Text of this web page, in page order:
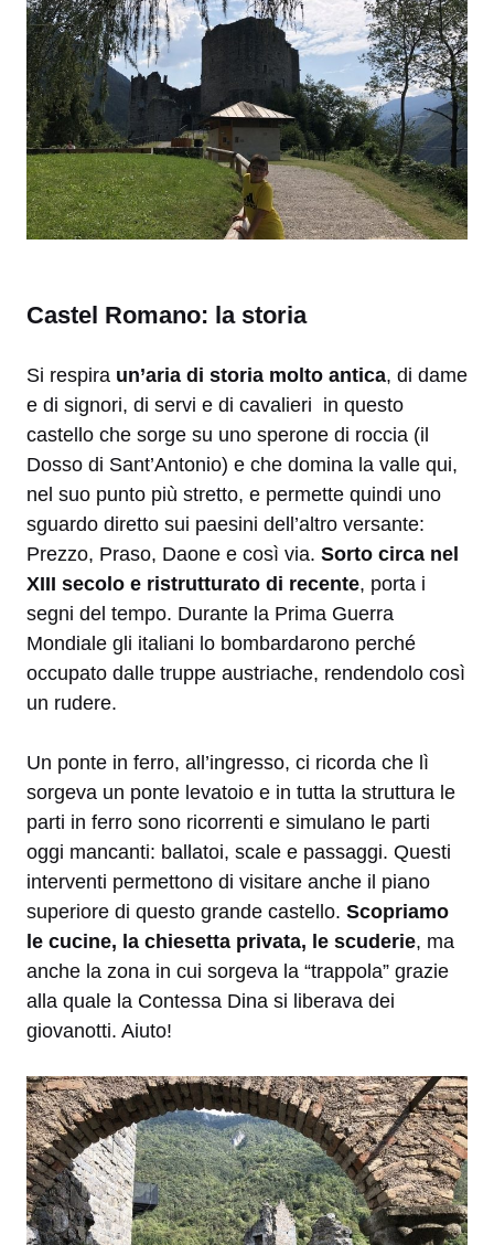
Castel Romano: la storia
Si respira un’aria di storia molto antica, di dame
e di signori, di servi e di cavalieri in questo
castello che sorge su uno sperone di roccia (il
Dosso di Sant’Antonio) e che domina la valle qui,
nel suo punto più stretto, e permette quindi uno
sguardo diretto sui paesini dell’altro versante:
Prezzo, Praso, Daone e così via. Sorto circa nel
XIII secolo e ristrutturato di recente, porta i
segni del tempo. Durante la Prima Guerra
Mondiale gli italiani lo bombardarono perché
occupato dalle truppe austriache, rendendolo così
un rudere.
Un ponte in ferro, all’ingresso, ci ricorda che lì
sorgeva un ponte levatoio e in tutta la struttura le
parti in ferro sono ricorrenti e simulano le parti
oggi mancanti: ballatoi, scale e passaggi. Questi
interventi permettono di visitare anche il piano
superiore di questo grande castello. Scopriamo
le cucine, la chiesetta privata, le scuderie, ma
anche la zona in cui sorgeva la “trappola” grazie
alla quale la Contessa Dina si liberava dei
giovanotti. Aiuto!